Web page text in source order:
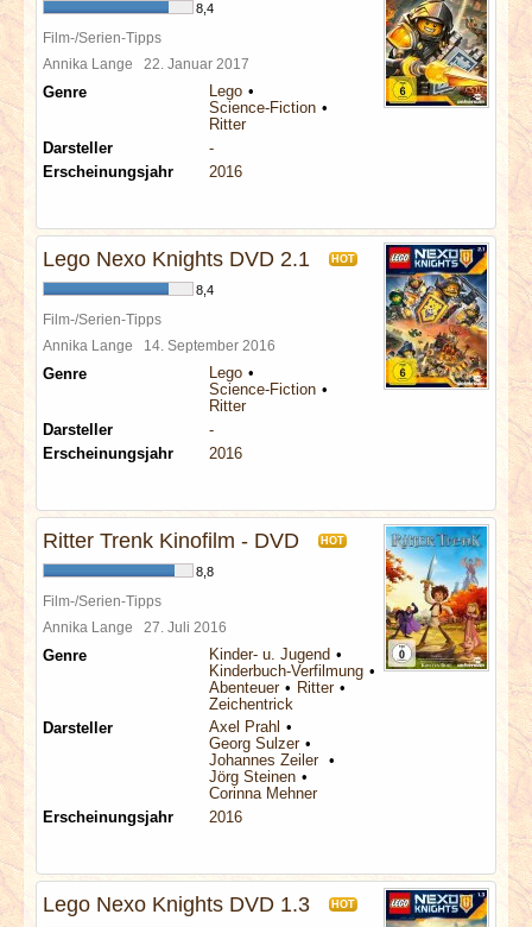
8,4
Film-/Serien-Tipps
Annika Lange 22. Januar 2017
Genre
Lego
Science-Fiction
Ritter
Darsteller
-
Erscheinungsjahr
2016
Lego Nexo Knights DVD 2.1 HOT
8,4
Film-/Serien-Tipps
Annika Lange 14. September 2016
Genre
Lego
Science-Fiction
Ritter
Darsteller
-
Erscheinungsjahr
2016
Ritter Trenk Kinofilm - DVD HOT
8,8
Film-/Serien-Tipps
Annika Lange 27. Juli 2016
Genre
Kinder- u. Jugend
Kinderbuch-Verfilmung
Abenteuer
Ritter
Zeichentrick
Darsteller
Axel Prahl
Georg Sulzer
Johannes Zeiler
Jörg Steinen
Corinna Mehner
Erscheinungsjahr
2016
Lego Nexo Knights DVD 1.3 HOT